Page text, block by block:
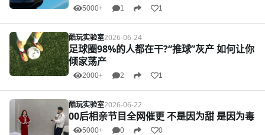
5000+ 1 1
酷玩实验室2026-06-24
足球圈98%的人都在干?“推球”灰产 如何让你
倾家荡产
2000+ 2 1
酷玩实验室2026-06-22
00后相亲节目全网催更 不是因为甜 是因为毒
5000+ 0 0